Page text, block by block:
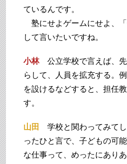
ているんです。
塾にせよゲームにせよ、
して言いたいですね。
小林公立学校で言えば、先
らして、人員を拡充する。
を設けるなどすると、担任
す。
山田
学校と関わってみて
ったひと言で、子どもの可
な仕事って、めったにあり